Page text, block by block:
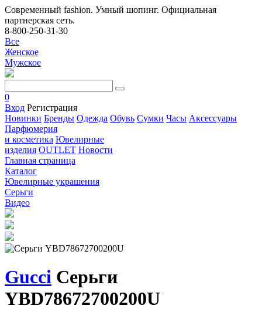
Современный fashion. Умный шопинг. Официальная
партнерская сеть.
8-800-250-31-30
Все
Женское
Мужское
0
Вход Регистрация
Новинки Бренды Одежда Обувь Сумки Часы Аксессуары
Парфюмерия
и косметика Ювелирные
изделия OUTLET Новости
Главная страница
Каталог
Ювелирные украшения
Серьги
Видео
Gucci Серьги
YBD78672700200U